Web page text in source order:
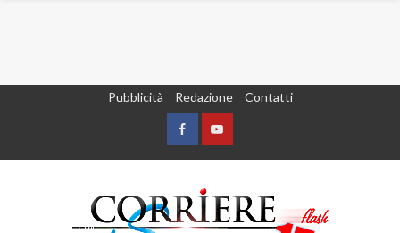
Pubblicità Redazione Contatti
FacebookYountube